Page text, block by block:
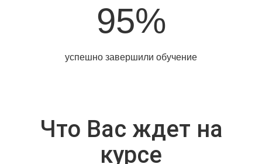
95%
успешно завершили обучение
Что Вас ждет на
курсе